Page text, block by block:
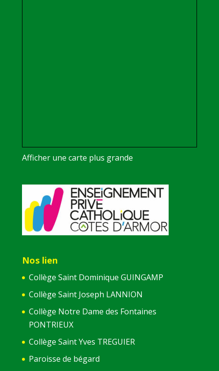
Afficher une carte plus grande
Nos lien
Collège Saint Dominique GUINGAMP
Collège Saint Joseph LANNION
Collège Notre Dame des Fontaines
PONTRIEUX
Collège Saint Yves TREGUIER
Paroisse de bégard